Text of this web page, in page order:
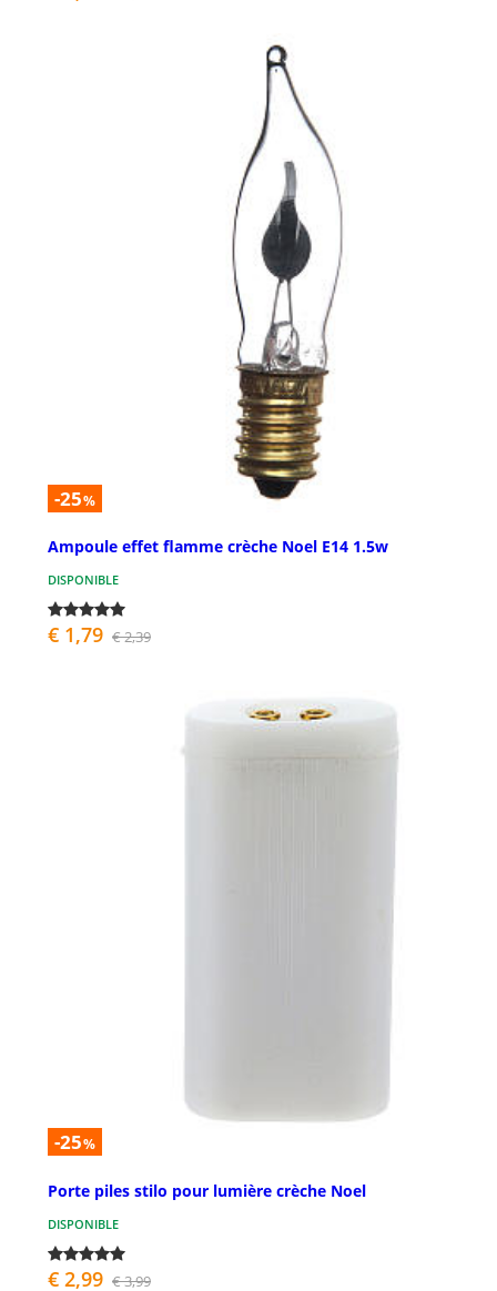
-25%
Ampoule effet flamme crèche Noel E14 1.5w
DISPONIBLE
€ 1,79 € 2,39
-25%
Porte piles stilo pour lumière crèche Noel
DISPONIBLE
€ 2,99 € 3,99